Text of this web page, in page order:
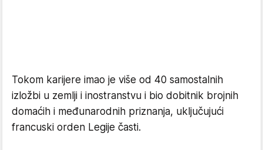
Tokom karijere imao je više od 40 samostalnih
izložbi u zemlji i inostranstvu i bio dobitnik brojnih
domaćih i međunarodnih priznanja, uključujući
francuski orden Legije časti.